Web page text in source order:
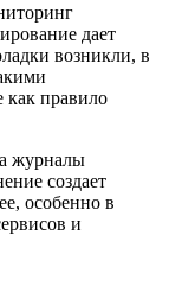
дает
возникли, в
как правило
журналы
создает
особенно в
и